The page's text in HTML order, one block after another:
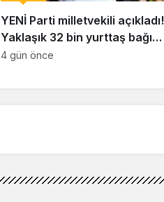
YENİ Parti milletvekili açıkladı!
Yaklaşık 32 bin yurttaş bağış
yaptı: Ne kadar toplandı?
4 gün önce